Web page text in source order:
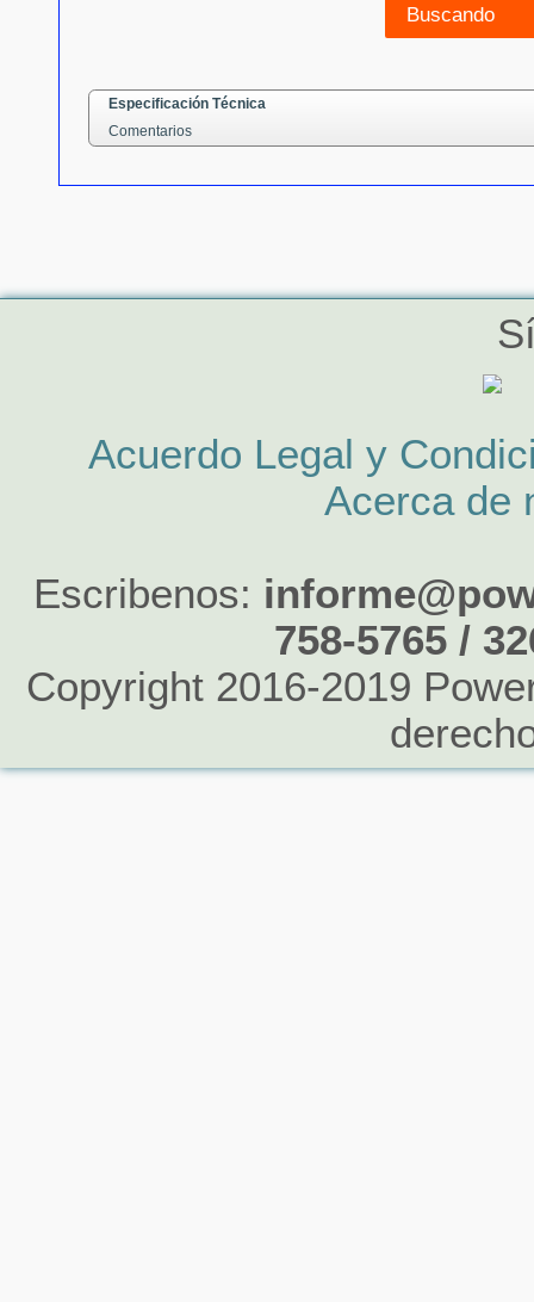
Buscando
Especificación Técnica
Comentarios
Acuerdo Legal y
Acerca de
Escribenos:
758-5765 /
Copyright 2016-2019